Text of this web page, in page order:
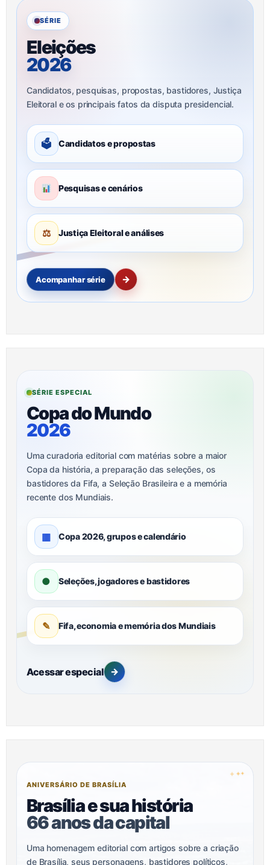
SÉRIE
Eleições
2026
Candidatos, pesquisas, propostas, bastidores, Justiça
Eleitoral e os principais fatos da disputa presidencial.
🗳 Candidatos e propostas
Pesquisas e cenários
⚖ Justiça Eleitoral e análises
Acompanhar série →
SÉRIE ESPECIAL
Copa do Mundo
2026
Uma curadoria editorial com matérias sobre a maior
Copa da história, a preparação das seleções, os
bastidores da Fifa, a Seleção Brasileira e a memória
recente dos Mundiais.
▦ Copa 2026, grupos e calendário
● Seleções, jogadores e bastidores
✎ Fifa, economia e memória dos Mundiais
Acessar especial →
✦ ✦✦
ANIVERSÁRIO DE BRASÍLIA
Brasília e sua história
66 anos da capital
Uma homenagem editorial com artigos sobre a criação
de Brasília, seus personagens, bastidores políticos,